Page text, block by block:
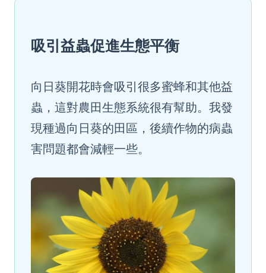
吸引益蟲促進生態平衡
向日葵開花時會吸引很多蜜蜂和其他益
蟲，這對農田生態系統很有幫助。我發
現種過向日葵的田區，後續作物的病蟲
害問題都會減輕一些。